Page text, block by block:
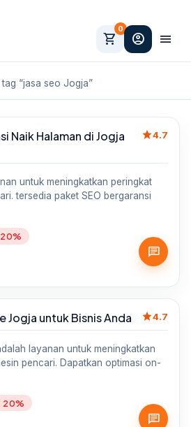
shopping_cart
0
account_circle menu
“jasa seo Jogja”
Naik Halaman di Jogja
star4.7
untuk meningkatkan peringkat
tersedia paket SEO bergaransi
20%
chat
Jogja untuk Bisnis Anda star4.7
layanan untuk meningkatkan
pencari. Dapatkan optimasi on-
20%
chat